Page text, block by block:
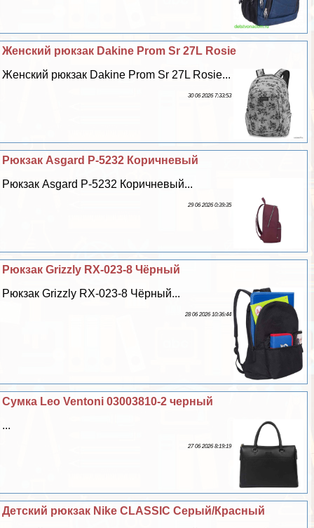
Женский рюкзак Dakine Prom Sr 27L Rosie
Женский рюкзак Dakine Prom Sr 27L Rosie...
30 06 2026 7:33:53
Рюкзак Asgard Р-5232 Коричневый
Рюкзак Asgard Р-5232 Коричневый...
29 06 2026 0:39:35
Рюкзак Grizzly RX-023-8 Чёрный
Рюкзак Grizzly RX-023-8 Чёрный...
28 06 2026 10:36:44
Сумка Leo Ventoni 03003810-2 черный
...
27 06 2026 8:19:19
Детский рюкзак Nike CLASSIC Серый/Красный